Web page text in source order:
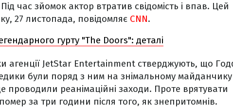
час зйомок актор втратив свідомість і впав. Цей
27 листопада, повідомляє CNN.
гурту "The Doors": деталі
агенції JetStar Entertainment стверджують, що
були поряд з ним на знімальному
проводили реанімаційні заходи. Проте врятувати
за три години після того, як знепритомнів.